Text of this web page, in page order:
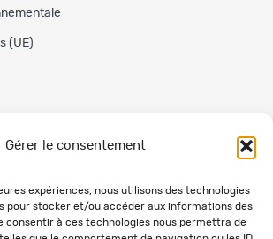
Gérer le consentement
expériences, nous utilisons des technologies
pour stocker et/ou accéder aux informations des
consentir à ces technologies nous permettra de
(UE)